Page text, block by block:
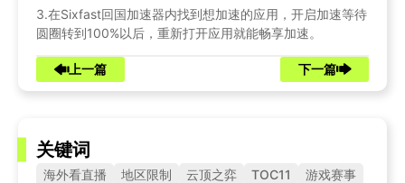
3.在Sixfast回国加速器内找到想加速的应用，开启加速等待
圆圈转到100%以后，重新打开应用就能畅享加速。
上一篇 下一篇
关键词
海外看直播 地区限制 云顶之弈 TOC11 游戏赛事